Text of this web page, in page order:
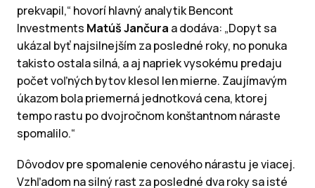
prekvapil,“ hovorí hlavný analytik Bencont
Investments Matúš Jančura a dodáva: „Dopyt sa
ukázal byť najsilnejším za posledné roky, no ponuka
takisto ostala silná, a aj napriek vysokému predaju
počet voľných bytov klesol len mierne. Zaujímavým
úkazom bola priemerná jednotková cena, ktorej
tempo rastu po dvojročnom konštantnom náraste
spomalilo.“
Dôvodov pre spomalenie cenového nárastu je viacej.
Vzhľadom na silný rast za posledné dva roky sa isté